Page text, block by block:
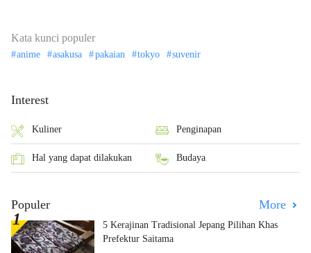
Kata kunci populer
anime asakusa pakaian tokyo suvenir
Interest
Kuliner Penginapan
Hal yang dapat dilakukan Budaya
Populer More
5 Kerajinan Tradisional Jepang Pilihan Khas
Prefektur Saitama